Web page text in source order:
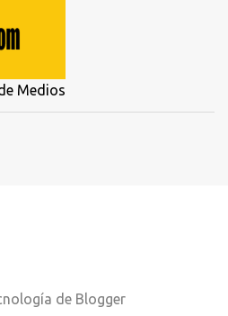
Medios
de Blogger